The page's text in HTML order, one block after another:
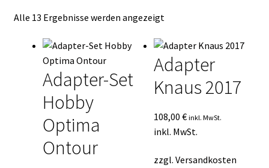
Mein Konto
Vertrag widerrufen
Warenkorb
Alle 13 Ergebnisse werden angezeigtNach
sortiert
Adapter-Set
Hobby
Optima
Ontour
Adapter
Knaus 2017
108,00€ inkl. MwSt.
inkl. MwSt.
zzgl.Versandkosten